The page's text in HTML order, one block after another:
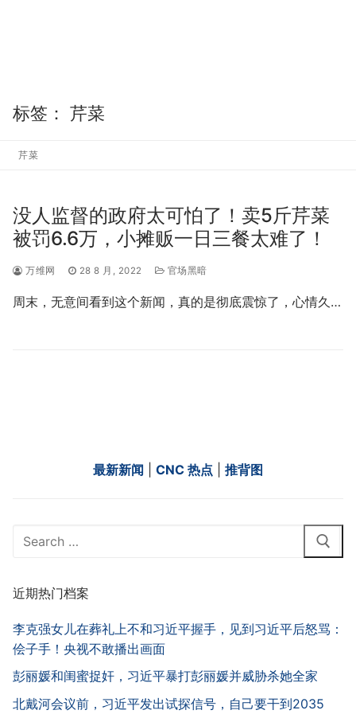
标签： 芹菜
芹菜
没人监督的政府太可怕了！卖5斤芹菜
被罚6.6万，小摊贩一日三餐太难了！
万维网 28 8 月, 2022 官场黑暗
周末，无意间看到这个新闻，真的是彻底震惊了，心情久…
最新新闻 CNC 热点 推背图
Search
近期热门档案
李克强女儿在葬礼上不和习近平握手，见到习近平后怒骂：
侩子手！央视不敢播出画面
彭丽媛和闺蜜捉奸，习近平暴打彭丽媛并威胁杀她全家
北戴河会议前，习近平发出试探信号，自己要干到2035